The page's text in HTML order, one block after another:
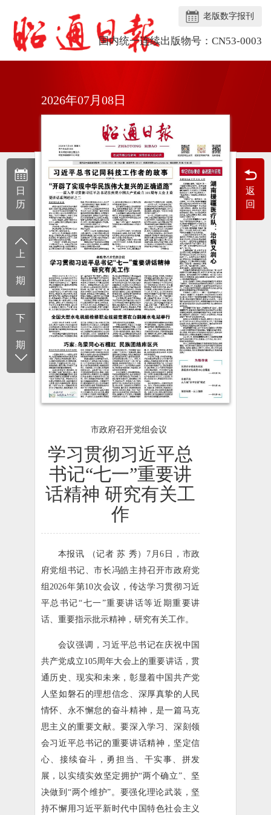
老版数字报刊
国内统一连续出版物号：CN53-0003
日
历
上
一
期
下
一
期
返
回
2026年07月08日
市政府召开党组会议
学习贯彻习近平总
书记“七一”重要讲
话精神 研究有关工
作
本报讯 （记者 苏 秀）7月6日，市政
府党组书记、市长冯皓主持召开市政府党
组2026年第10次会议，传达学习贯彻习近
平总书记“七一”重要讲话等近期重要讲
话、重要指示批示精神，研究有关工作。
会议强调，习近平总书记在庆祝中国
共产党成立105周年大会上的重要讲话，贯
通历史、现实和未来，彰显着中国共产党
人坚如磐石的理想信念、深厚真挚的人民
情怀、永不懈怠的奋斗精神，是一篇马克
思主义的重要文献。要深入学习、深刻领
会习近平总书记的重要讲话精神，坚定信
心、接续奋斗，勇担当、干实事、拼发
展，以实绩实效坚定拥护“两个确立”、坚
决做到“两个维护”。要强化理论武装，坚
持不懈用习近平新时代中国特色社会主义